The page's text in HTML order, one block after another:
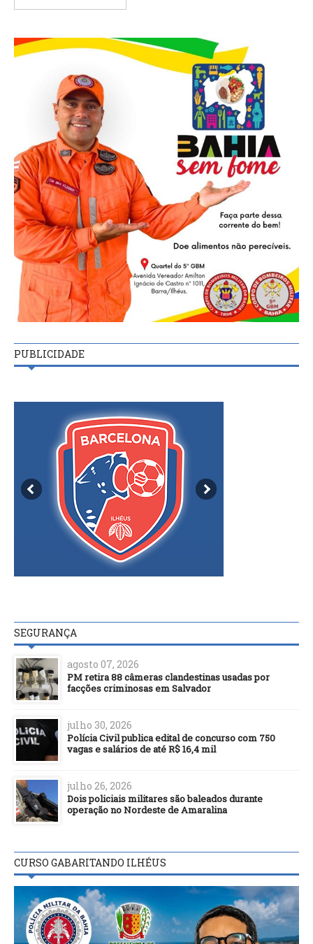
PUBLICIDADE
SEGURANÇA
agosto 07, 2026
PM retira 88 câmeras clandestinas usadas por
facções criminosas em Salvador
julho 30, 2026
Polícia Civil publica edital de concurso com 750
vagas e salários de até R$ 16,4 mil
julho 26, 2026
Dois policiais militares são baleados durante
operação no Nordeste de Amaralina
CURSO GABARITANDO ILHÉUS